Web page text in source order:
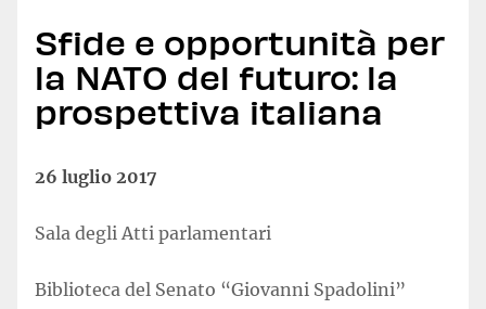
Sfide e opportunità per
la NATO del futuro: la
prospettiva italiana
26 luglio 2017
Sala degli Atti parlamentari
Biblioteca del Senato “Giovanni Spadolini”